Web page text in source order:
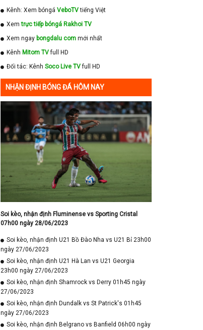
Kênh: Xem bóngá VeboTVtiếng Việt
Xemtrực tiếp bóngá Rakhoi TV
Xem ngay bongdalu com mới nhất
Kênh Mitom TVfull HD
Đối tác: Kênh Soco Live TVfull HD
NHẬN ĐỊNH BÓNG ĐÁ HÔM NAY
Soi kèo, nhận định Fluminense vs Sporting Cristal
07h00 ngày 28/06/2023
Soi kèo, nhận định U21 Bồ Đào Nha vs U21 Bỉ 23h00
ngày 27/06/2023
Soi kèo, nhận định U21 Hà Lan vs U21 Georgia
23h00 ngày 27/06/2023
Soi kèo, nhận định Shamrock vs Derry 01h45 ngày
27/06/2023
Soi kèo, nhận định Dundalk vs St Patrick's 01h45
ngày 27/06/2023
Soi kèo, nhận định Belgrano vs Banfield 06h00 ngày